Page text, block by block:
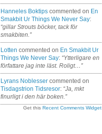
Hanneles Boktips commented on En
Smakbit Ur Things We Never Say:
“gillar Strouts böcker, tack för
smakbiten.”
Lotten commented on En Smakbit Ur
Things We Never Say: “Ytterligare en
författare jag inte läst. Roligt…”
Lyrans Noblesser commented on
Tisdagstrion Tidsresor: “Ja, mkt
finurligt i den här boken.”
Get this Recent Comments Widget